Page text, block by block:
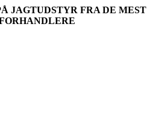
JAGTUDSTYR FRA DE